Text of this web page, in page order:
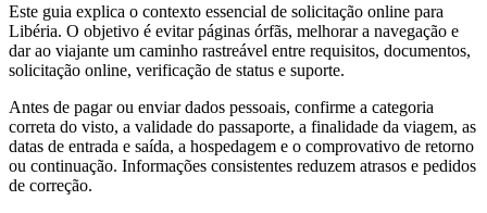
Este guia explica o contexto essencial de solicitação online para
Libéria. O objetivo é evitar páginas órfãs, melhorar a navegação e
dar ao viajante um caminho rastreável entre requisitos, documentos,
solicitação online, verificação de status e suporte.
Antes de pagar ou enviar dados pessoais, confirme a categoria
correta do visto, a validade do passaporte, a finalidade da viagem, as
datas de entrada e saída, a hospedagem e o comprovativo de retorno
ou continuação. Informações consistentes reduzem atrasos e pedidos
de correção.